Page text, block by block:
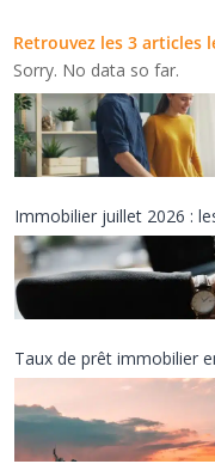
Retrouvez les 3 articles
Sorry. No data so far.
Immobilier juillet 2026 :
Taux de prêt immobilier